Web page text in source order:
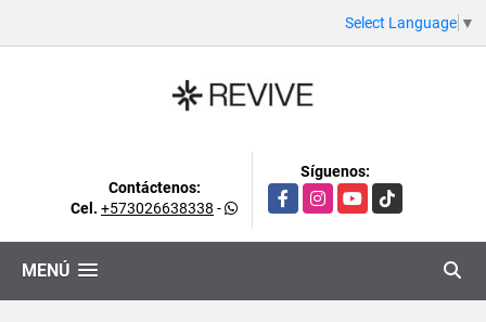
Select Language ▼
Contáctenos:
Cel. +573026638338 -
Síguenos:
FacebookInstagramYouTubeTikTok
MENÚ